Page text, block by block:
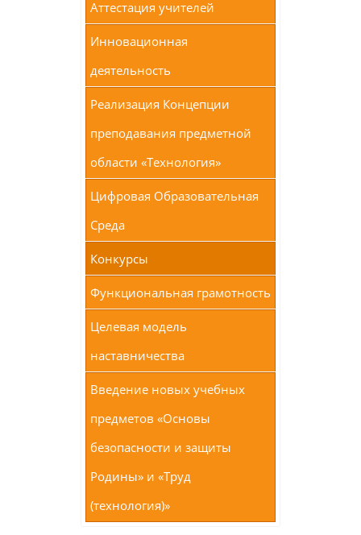
Аттестация учителей
Инновационная
деятельность
Реализация Концепции
преподавания предметной
области «Технология»
Цифровая Образовательная
Среда
Конкурсы
Функциональная грамотность
Целевая модель
наставничества
Введение новых учебных
предметов «Основы
безопасности и защиты
Родины» и «Труд
(технология)»